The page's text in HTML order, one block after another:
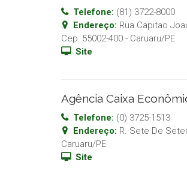
Telefone: (81) 3722-8000
Endereço: Rua Capitao
Cep: 55002-400 - Caruaru/PE
Site
Agência Caixa
Telefone: (0) 3725-1513
Endereço: R. Sete De
Caruaru/PE
Site